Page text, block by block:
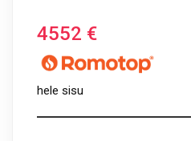
4552 €
hele sisu